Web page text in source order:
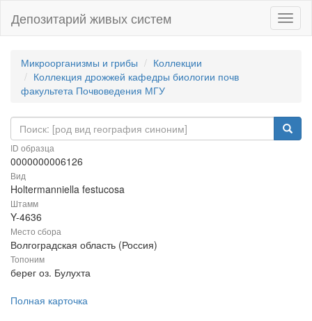
Депозитарий живых систем
Микроорганизмы и грибы
Коллекции
Коллекция дрожжей кафедры биологии почв
факультета Почвоведения МГУ
ID образца
0000000006126
Вид
Holtermanniella festucosa
Штамм
Y-4636
Место сбора
Волгоградская область (Россия)
Топоним
берег оз. Булухта
Полная карточка